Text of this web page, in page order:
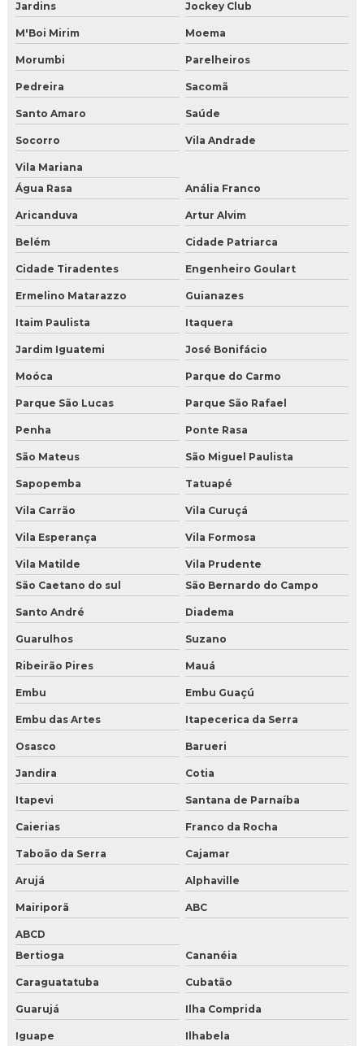
Onde encontrar gelo seco e quanto custa
Vender gelo seco
Comprar gelo seco para jateamento
Distribuidor de gelo seco
Distribuidor de gelo seco em BH
Distribuidor de gelo seco em Campo Grande
Distribuidor de gelo seco em curitiba
Distribuidor de gelo seco em nuggets
Distribuidor de gelo seco em São Paulo
Distribuidor de gelo seco para jateamento
Distribuidor de gelo seco perto de mim
Distribuidora de gelo seco em BH
Empresa de gelo seco em nuggets
Empresa de gelo seco em São Paulo
Fabricante de gelo seco perto de mim
Fornecedor de gelo seco em nuggets
Fornecedor de gelo seco em Salvador
Gelo seco atacado
Gelo seco em BH
Gelo seco em fortaleza
Gelo seco em Salvador
Gelo seco nuggets para alimentos
Gelo seco onde comprar preço
Gelo seco para drink
Gelo seco para drinks comprar
Gelo seco para festa
Gelo seco para laboratório
Gelo seco para transporte de produtos perecíveis
Gelo seco pellets
Jardins Jockey Club
M'Boi Mirim Moema
Morumbi Parelheiros
Pedreira Sacomã
Santo Amaro Saúde
Socorro Vila Andrade
Vila Mariana
Água Rasa
Anália Franco
Aricanduva Artur Alvim
Belém Cidade Patriarca
Cidade Tiradentes Engenheiro Goulart
Ermelino Matarazzo Guianazes
Itaim Paulista Itaquera
Jardim Iguatemi José Bonifácio
Moóca Parque do Carmo
Parque São Lucas Parque São Rafael
Penha Ponte Rasa
São Mateus São Miguel Paulista
Sapopemba Tatuapé
Vila Carrão Vila Curuçá
Vila Esperança Vila Formosa
Vila Matilde
Vila Prudente
São Caetano do sul
São Bernardo do Campo
Santo André Diadema
Guarulhos Suzano
Ribeirão Pires Mauá
Embu Embu Guaçú
Embu das Artes Itapecerica da Serra
Osasco Barueri
Jandira Cotia
Itapevi Santana de Parnaíba
Caierias Franco da Rocha
Taboão da Serra Cajamar
Arujá Alphaville
Mairiporã ABC
ABCD
Bertioga
Cananéia
Caraguatatuba Cubatão
Guarujá Ilha Comprida
Iguape Ilhabela